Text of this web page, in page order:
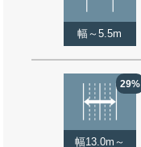
幅～5.5m
29%
幅13.0m～